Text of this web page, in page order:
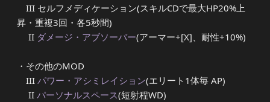
III セルフメディケーション(スキルCDで最大HP20%上
昇・重複3回・各5秒間)
II ダメージ・アブソーバー(アーマー+[X]、耐性+10%)
・その他のMOD
III パワー・アシミレイション(エリート1体毎 AP)
II パーソナルスペース(短射程WD)